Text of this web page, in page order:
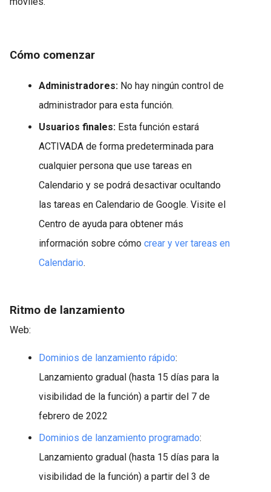
Cómo comenzar
Administradores: No hay ningún control de
administrador para esta función.
Usuarios finales: Esta función estará
ACTIVADA de forma predeterminada para
cualquier persona que use tareas en
Calendario y se podrá desactivar ocultando
las tareas en Calendario de Google. Visite el
Centro de ayuda para obtener más
información sobre cómo crear y ver tareas en
Calendario.
Ritmo de lanzamiento
Web:
Dominios de lanzamiento rápido:
Lanzamiento gradual (hasta 15 días para la
visibilidad de la función) a partir del 7 de
febrero de 2022
Dominios de lanzamiento programado:
Lanzamiento gradual (hasta 15 días para la
visibilidad de la función) a partir del 3 de